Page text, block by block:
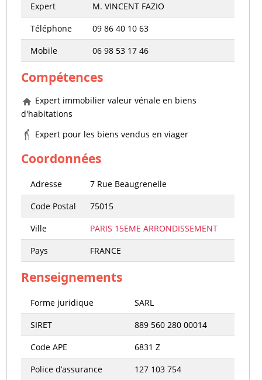
Expert
M. VINCENT FAZIO
Téléphone
09 86 40 10 63
Mobile
06 98 53 17 46
Compétences
Expert immobilier valeur vénale en biens
d'habitations
Expert pour les biens vendus en viager
Coordonnées
Adresse
7 Rue Beaugrenelle
Code Postal
75015
Ville
PARIS 15EME ARRONDISSEMENT
Pays
FRANCE
Renseignements
Forme juridique
SARL
SIRET
889 560 280 00014
Code APE
6831 Z
Police d’assurance
127 103 754